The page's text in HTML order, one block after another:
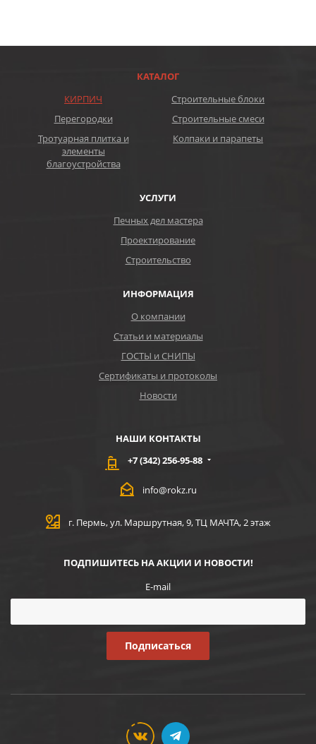
КАТАЛОГ
КИРПИЧ
Строительные блоки
Перегородки
Строительные смеси
Тротуарная плитка и
элементы
благоустройства
Колпаки и парапеты
УСЛУГИ
Печных дел мастера
Проектирование
Строительство
ИНФОРМАЦИЯ
О компании
Статьи и материалы
ГОСТЫ и СНИПЫ
Сертификаты и протоколы
Новости
НАШИ КОНТАКТЫ
+7 (342) 256-95-88
info@rokz.ru
г. Пермь, ул. Маршрутная, 9, ТЦ МАЧТА, 2 этаж
ПОДПИШИТЕСЬ НА АКЦИИ И НОВОСТИ!
E-mail